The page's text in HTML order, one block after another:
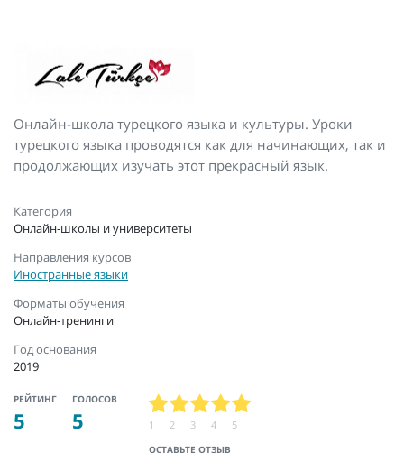
Онлайн-школа турецкого языка и культуры. Уроки
турецкого языка проводятся как для начинающих, так и
продолжающих изучать этот прекрасный язык.
Категория
Онлайн-школы и университеты
Направления курсов
Иностранные языки
Форматы обучения
Онлайн-тренинги
Год основания
2019
РЕЙТИНГ
5
ГОЛОСОВ
5
ОСТАВЬТЕ ОТЗЫВ
1 2 3 4 5